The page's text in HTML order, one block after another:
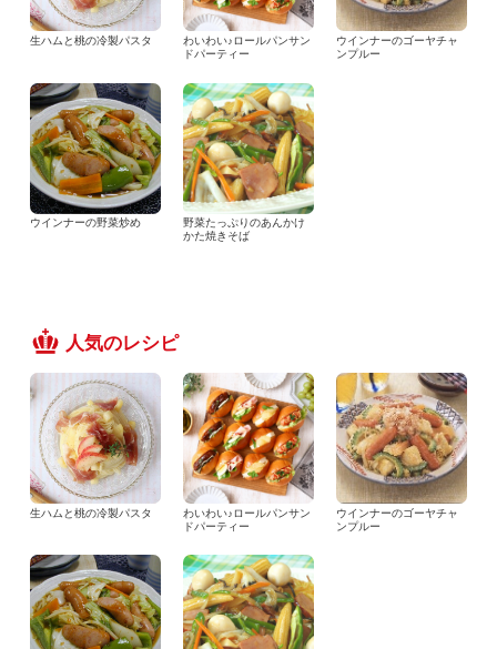
生ハムと桃の冷製パスタ
わいわい♪ロールパンサン
ドパーティー
ウインナーのゴーヤチャ
ンプルー
ウインナーの野菜炒め
野菜たっぷりのあんかけ
かた焼きそば
人気のレシピ
生ハムと桃の冷製パスタ
わいわい♪ロールパンサン
ドパーティー
ウインナーのゴーヤチャ
ンプルー